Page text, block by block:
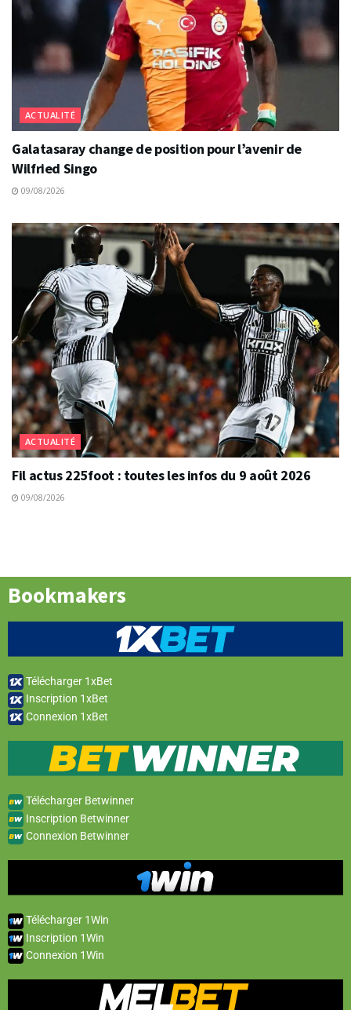
ACTUALITÉ
Galatasaray change de position pour l’avenir de
Wilfried Singo
09/08/2026
ACTUALITÉ
Fil actus 225foot : toutes les infos du 9 août 2026
09/08/2026
Bookmakers
Télécharger 1xBet
Inscription 1xBet
Connexion 1xBet
Télécharger Betwinner
Inscription Betwinner
Connexion Betwinner
Télécharger 1Win
Inscription 1Win
Connexion 1Win